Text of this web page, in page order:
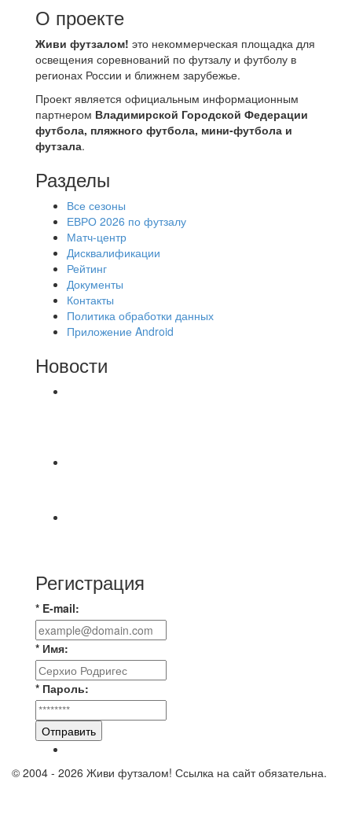
О проекте
Живи футзалом! это некоммерческая площадка для
освещения соревнований по футзалу и футболу в
регионах России и ближнем зарубежье.
Проект является официальным информационным
партнером Владимирской Городской Федерации
футбола, пляжного футбола, мини-футбола и
футзала.
Разделы
Все сезоны
ЕВРО 2026 по футзалу
Матч-центр
Дисквалификации
Рейтинг
Документы
Контакты
Политика обработки данных
Приложение Android
Новости
Регистрация
* E-mail:
* Имя:
* Пароль:
Отправить
© 2004 - 2026 Живи футзалом! Ссылка на сайт обязательна.